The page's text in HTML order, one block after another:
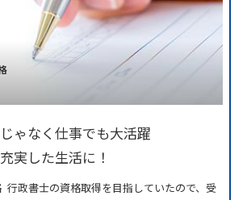
ゃなく仕事でも大活躍
実した生活に！
行政書士の資格取得を目指していたので、受